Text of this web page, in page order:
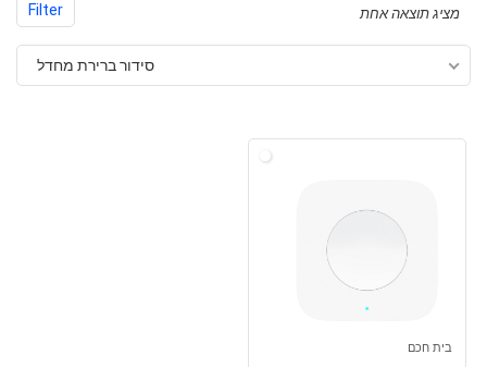
Filter מציג תוצאה אחת
סידור ברירת מחדל
בית חכם